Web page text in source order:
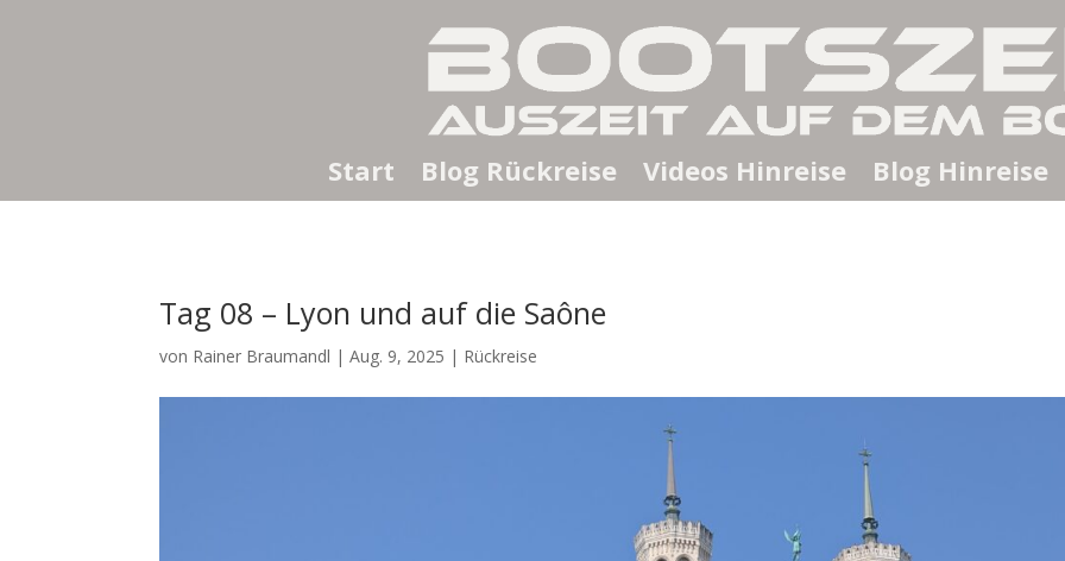
Start Blog Rückreise Videos Hinreise Blog Hinreise
Tag 08 – Lyon und auf die Saône
von Rainer Braumandl |Aug. 9, 2025 | Rückreise